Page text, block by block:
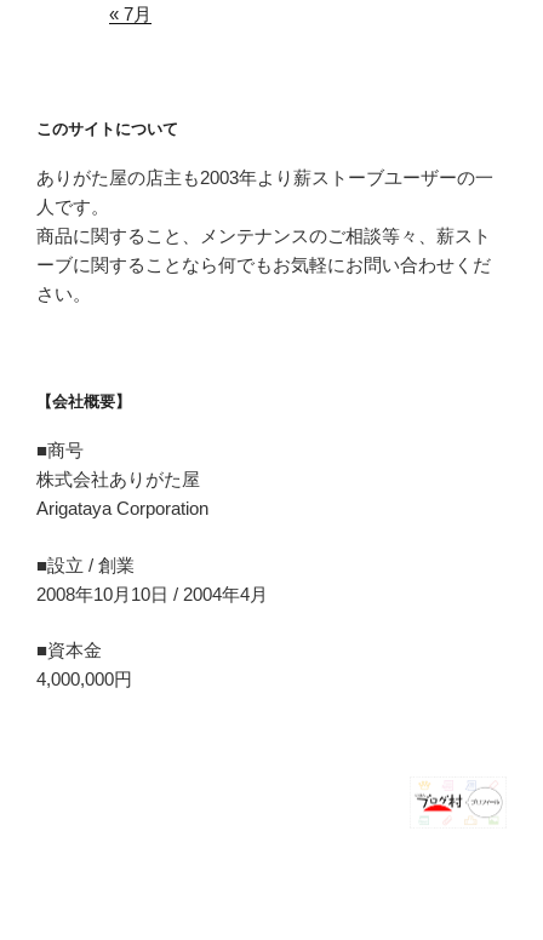
« 7月
このサイトについて
ありがた屋の店主も2003年より薪ストーブユーザーの一
人です。
商品に関すること、メンテナンスのご相談等々、薪スト
ーブに関することなら何でもお気軽にお問い合わせくだ
さい。
【会社概要】
■商号
株式会社ありがた屋
Arigataya Corporation
■設立 / 創業
2008年10月10日 / 2004年4月
■資本金
4,000,000円